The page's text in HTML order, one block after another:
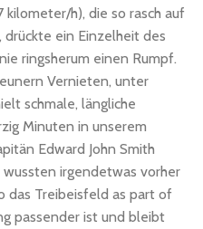
kilometer/h), die so rasch auf
ein Einzelheit des
ringsherum einen Rumpf.
Vernieten, unter
schmale, längliche
Minuten in unserem
Edward John Smith
irgendetwas vorher
das Treibeisfeld as part of
passender ist und bleibt